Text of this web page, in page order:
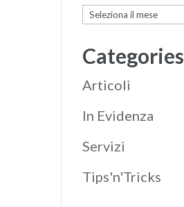
Archives
Categories
Articoli
In Evidenza
Servizi
Tips'n'Tricks